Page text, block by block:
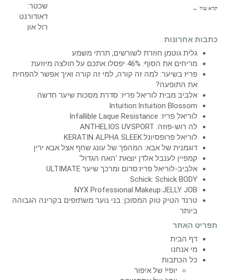
קרא עוד ←
כתבות אחרונות
גלית גוטמן חוזרת לשורשים, תרתי משמע
מריחים את הסוף: 46% יפסלו אתכם על חולצה מיוזעת
פריז בשיער: למה זה קורה, למי זה קורה ואיך אפשר להפחית
את התופעה?
אלביב מבית לוריאל פריז: סדרת מסכות שיער חדשה
Intuition:Intuition Blossom
לוריאל פריז: Infallible Laque Resistance
לה רוש-פוזה: ANTHELIOS UVSPORT
לוריאל פרופסיונל:KERATIN ALPHA SLEEK
דוגמנית של אבא: המהפך של עונג שחף אצל אבא ירין
קמפיין לענבל אלדן יוצאת 'האח הגדול'
אלביב-לוריאל פריז:סרום ומרכך שיער ULTIMATE
Schick: Schick BODY
NYX Professional Makeup:JELLY JOB
טרנד הטיק טוק המסוכן: בני נוער משתזפים בקרינה הגבוהה
ביותר
תפריט האתר
דף הבית
מי אנחנו
כל הכתבות
יופי! של איפור